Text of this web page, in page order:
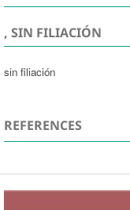
, SIN FILIACIÓN
sin filiación
REFERENCES